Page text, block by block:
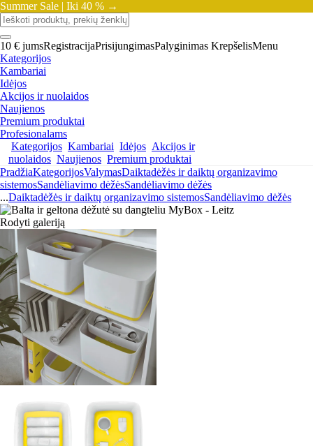
Summer Sale | Iki 40 % →
10 € jumsRegistracijaPrisijungimasPalyginimas KrepšelisMenu
Kategorijos
Kambariai
Idėjos
Akcijos ir nuolaidos
Naujienos
Premium produktai
Profesionalams
Kategorijos Kambariai Idėjos Akcijos ir
nuolaidos Naujienos Premium produktai
PradžiaKategorijosValymasDaiktadėžės ir daiktų organizavimo
sistemosSandėliavimo dėžėsSandėliavimo dėžės
...Daiktadėžės ir daiktų organizavimo sistemosSandėliavimo dėžės
Rodyti galeriją